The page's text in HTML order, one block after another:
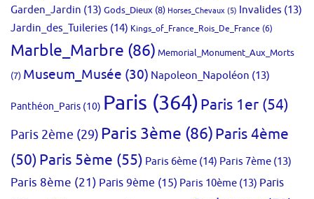
Garden_Jardin (13) Gods_Dieux (8) Horses_Chevaux (5) Invalides (13)
Jardin_des_Tuileries (14) Kings_of_France_Rois_De_France (6)
Marble_Marbre (86) Memorial_Monument_Aux_Morts
(7) Museum_Musée (30) Napoleon_Napoléon (13)
Panthéon_Paris (10) Paris (364)Paris 1er (54)
Paris 2ème (29) Paris 3ème (86)Paris 4ème
(50)Paris 5ème (55) Paris 6ème (14) Paris 7ème (13)
Paris 8ème (21) Paris 9ème (15) Paris 10ème (13) Paris